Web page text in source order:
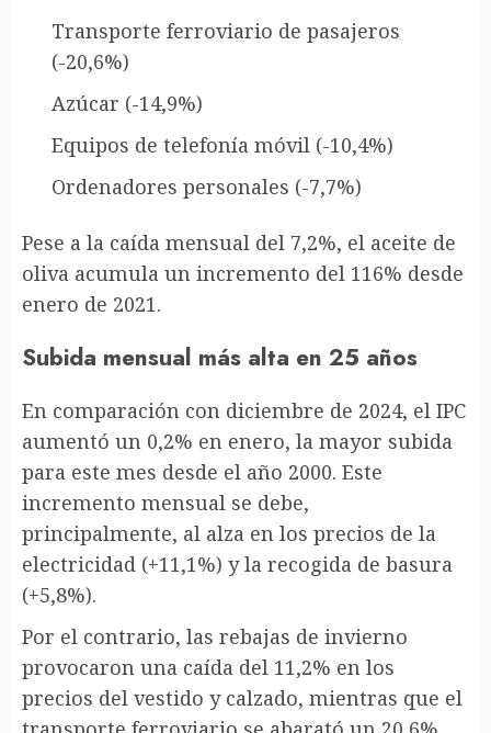
Transporte ferroviario de pasajeros
(-20,6%)
Azúcar (-14,9%)
Equipos de telefonía móvil (-10,4%)
Ordenadores personales (-7,7%)
Pese a la caída mensual del 7,2%, el aceite de
oliva acumula un incremento del 116% desde
enero de 2021.
Subida mensual más alta en 25 años
En comparación con diciembre de 2024, el IPC
aumentó un 0,2% en enero, la mayor subida
para este mes desde el año 2000. Este
incremento mensual se debe,
principalmente, al alza en los precios de la
electricidad (+11,1%) y la recogida de basura
(+5,8%).
Por el contrario, las rebajas de invierno
provocaron una caída del 11,2% en los
precios del vestido y calzado, mientras que el